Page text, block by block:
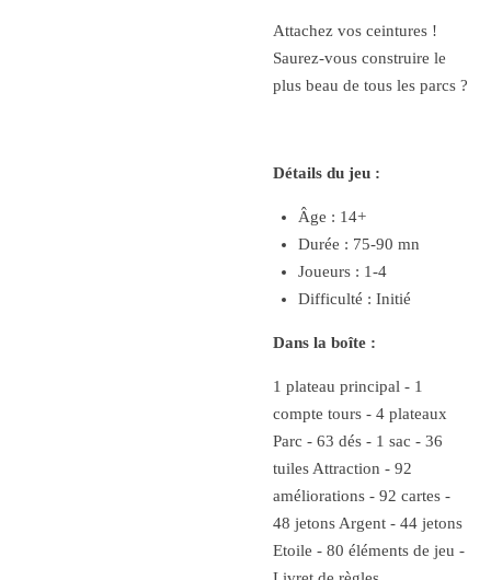
Attachez vos ceintures !
Saurez-vous construire le
plus beau de tous les parcs ?
Détails du jeu :
Âge : 14+
Durée : 75-90 mn
Joueurs : 1-4
Difficulté : Initié
Dans la boîte :
1 plateau principal - 1
compte tours - 4 plateaux
Parc - 63 dés - 1 sac - 36
tuiles Attraction - 92
améliorations - 92 cartes -
48 jetons Argent - 44 jetons
Etoile - 80 éléments de jeu -